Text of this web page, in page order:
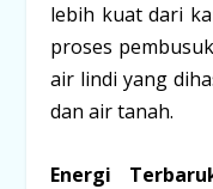
lebih kuat dari
proses
air lindi yang
dan air tanah.
Energi